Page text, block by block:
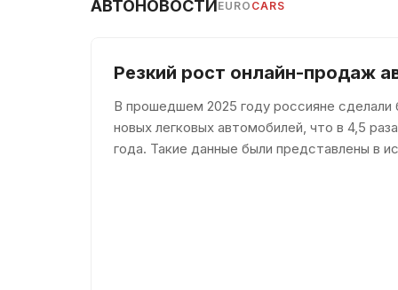
Колеса из легкого сплава
Комплект громкой связи
Контроль давления в шинах
Контроль полосы движения
АВТОНОВОСТИEURO CARS
Резкий рост онлайн-продаж
В прошедшем 2025 году россияне сделали
новых легковых автомобилей, что в 4,5
года. Такие данные были представлены в